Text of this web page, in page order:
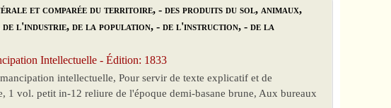
et comparée du territoire, - des produits du sol, animaux,
de l'industrie, de la population, - de l'instruction, - de la
Intellectuelle - Édition: 1833
intellectuelle, Pour servir de texte explicatif et de
1 vol. petit in-12 reliure de l'époque demi-basane brune, Aux bureaux